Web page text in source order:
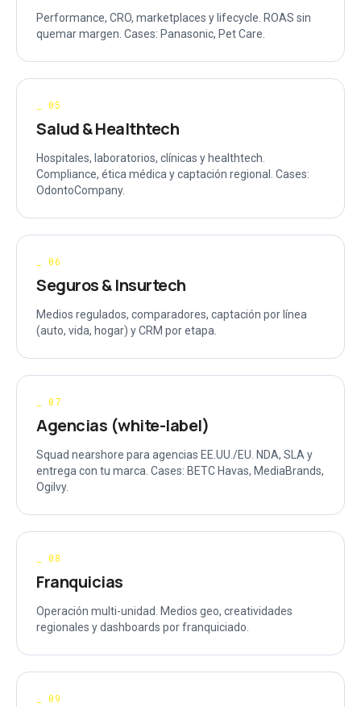
Performance, CRO, marketplaces y lifecycle. ROAS sin
quemar margen. Cases: Panasonic, Pet Care.
_05
Salud & Healthtech
Hospitales, laboratorios, clínicas y healthtech.
Compliance, ética médica y captación regional. Cases:
OdontoCompany.
_06
Seguros & Insurtech
Medios regulados, comparadores, captación por línea
(auto, vida, hogar) y CRM por etapa.
_07
Agencias (white-label)
Squad nearshore para agencias EE.UU./EU. NDA, SLA y
entrega con tu marca. Cases: BETC Havas, MediaBrands,
Ogilvy.
_08
Franquicias
Operación multi-unidad. Medios geo, creatividades
regionales y dashboards por franquiciado.
_09